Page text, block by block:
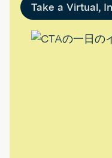
Take a Virtual,